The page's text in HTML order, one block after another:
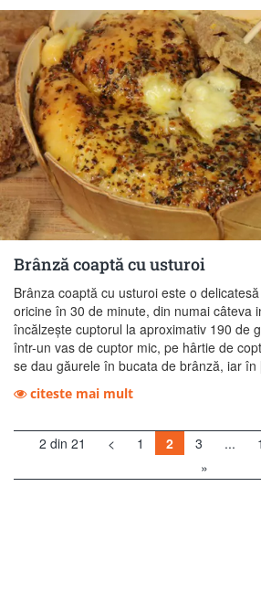
Brânză coaptă cu usturoi
Brânza coaptă cu usturoi este o
oricine în 30 de minute, din numai câteva
încălzește cuptorul la aproximativ 190 de
într-un vas de cuptor mic, pe hârtie de
se dau găurele în bucata de brânză, iar
citeste mai mult
2 din 21 < 1 2 3 ...
»